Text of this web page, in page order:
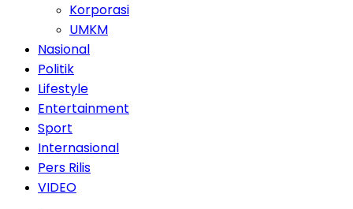
Korporasi
UMKM
Nasional
Politik
Lifestyle
Entertainment
Sport
Internasional
Pers Rilis
VIDEO